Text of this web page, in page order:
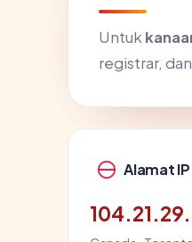
Untuk
registrar,
Alamat IP